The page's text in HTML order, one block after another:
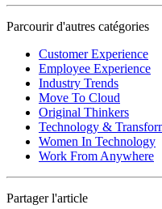
Parcourir d'autres catégories
Customer Experience
Employee Experience
Industry Trends
Move To Cloud
Original Thinkers
Technology &
Women In Technology
Work From Anywhere
Partager l'article